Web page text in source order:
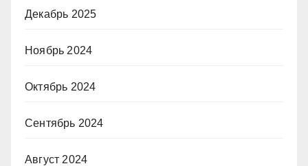
Декабрь 2025
Ноябрь 2024
Октябрь 2024
Сентябрь 2024
Август 2024